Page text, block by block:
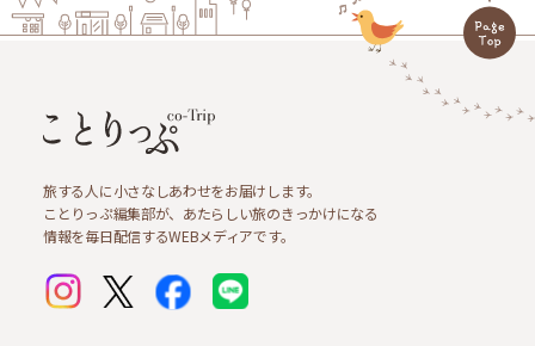
旅する人に小さなしあわせをお届けします。
ことりっぷ編集部が、あたらしい旅のきっかけになる
情報を毎日配信するWEBメディアです。